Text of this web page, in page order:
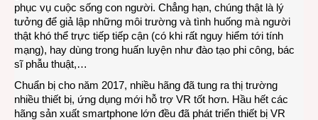
phục vụ cuộc sống con người. Chẳng hạn, chúng thật là lý
tưởng để giả lập những môi trường và tình huống mà người
thật khó thể trực tiếp tiếp cận (có khi rất nguy hiểm tới tính
mạng), hay dùng trong huấn luyện như đào tạo phi công, bác
sĩ phẫu thuật,…
Chuẩn bị cho năm 2017, nhiều hãng đã tung ra thị trường
nhiều thiết bị, ứng dụng mới hỗ trợ VR tốt hơn. Hầu hết các
hãng sản xuất smartphone lớn đều đã phát triển thiết bị VR